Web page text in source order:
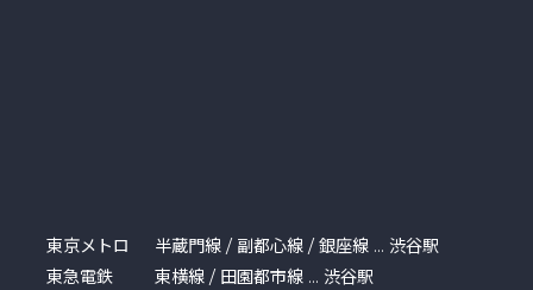
東京メトロ
東急電鉄
半蔵門線 / 副都心線 / 銀座線 … 渋谷駅
東横線 / 田園都市線 … 渋谷駅